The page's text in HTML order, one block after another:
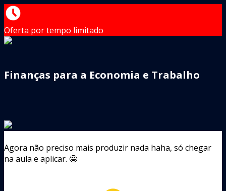
Oferta por tempo limitado
Finanças para a Economia e Trabalho
Agora não preciso mais produzir nada haha, só chegar
na aula e aplicar. 🤩